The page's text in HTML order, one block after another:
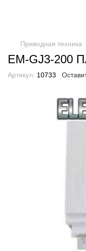
Приводная техника
EM-GJ3-200
Артикул: 10733